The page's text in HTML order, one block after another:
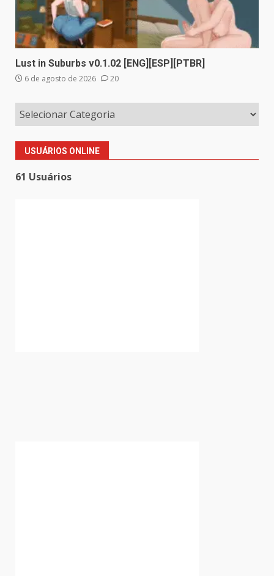
Lust in Suburbs v0.1.02 [ENG][ESP][PTBR]
6 de agosto de 2026 20
USUÁRIOS ONLINE
61 Usuários